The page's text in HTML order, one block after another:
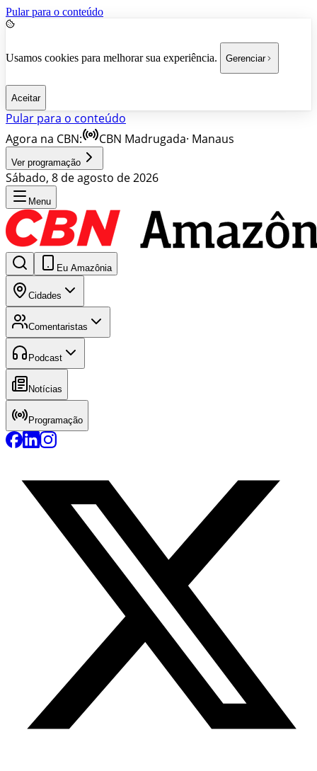
Pular para o conteúdo
Usamos cookies para melhorar sua experiência. Gerenciar
Aceitar
Pular para o conteúdo
Agora na CBN:
CBN Madrugada· Manaus
Ver programação
Sábado, 8 de agosto de 2026
Menu
Eu Amazônia
Cidades
Comentaristas
Podcast
Notícias
Programação